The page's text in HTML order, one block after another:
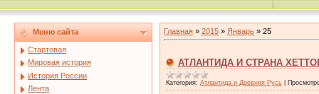
Меню сайта
Стартовая
Мировая история
История России
Лента
Главная » 2015 » Январь » 25
АТЛАНТИДА И СТРАНА
Категория: Атлантида и Древняя Русь